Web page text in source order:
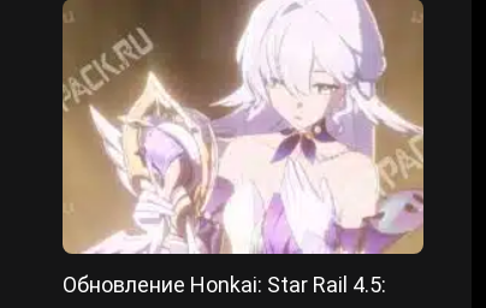
Обновление Honkai: Star Rail 4.5: